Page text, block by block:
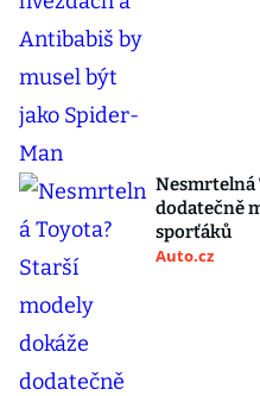
Nesmrtelná
dodatečně
sporťáků
Auto.cz